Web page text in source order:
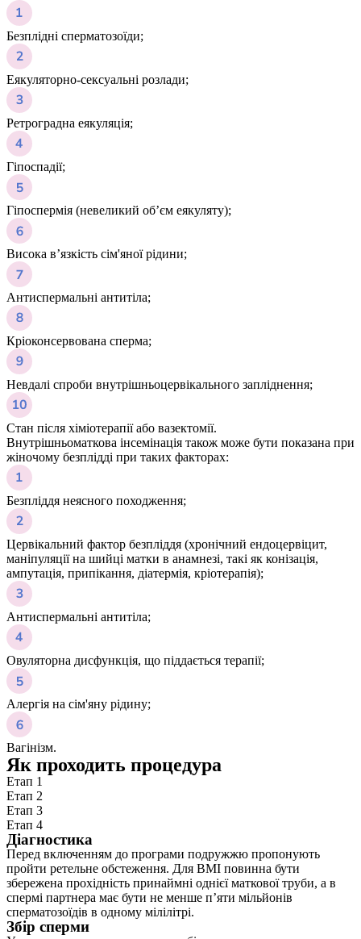
Безплідні сперматозоїди;
Еякуляторно-сексуальні розлади;
Ретроградна еякуляція;
Гіпоспадії;
Гіпоспермія (невеликий об’єм еякуляту);
Висока в’язкість сім'яної рідини;
Антиспермальні антитіла;
Кріоконсервована сперма;
Невдалі спроби внутрішньоцервікального запліднення;
Стан після хіміотерапії або вазектомії.
Внутрішньоматкова інсемінація також може бути показана при
жіночому безплідді при таких факторах:
Безпліддя неясного походження;
Цервікальний фактор безпліддя (хронічний ендоцервіцит,
маніпуляції на шийці матки в анамнезі, такі як конізація,
ампутація, припікання, діатермія, кріотерапія);
Антиспермальні антитіла;
Овуляторна дисфункція, що піддається терапії;
Алергія на сім'яну рідину;
Вагінізм.
Як проходить процедура
Етап 1
Етап 2
Етап 3
Етап 4
Діагностика
Перед включенням до програми подружжю пропонують
пройти ретельне обстеження. Для ВМІ повинна бути
збережена прохідність принаймні однієї маткової труби, а в
спермі партнера має бути не менше п’яти мільйонів
сперматозоїдів в одному мілілітрі.
Збір сперми